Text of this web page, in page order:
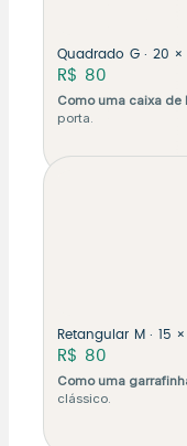
Quadrado G · 20 ×
R$ 80
Como uma caixa de
porta.
Retangular M · 15
R$ 80
Como uma
clássico.